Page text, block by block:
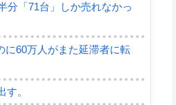
分「71台」しか売れなかっ
60万人がまた延滞者に転
。